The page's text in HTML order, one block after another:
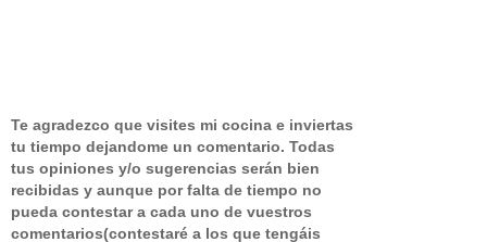
Te agradezco que visites mi cocina e inviertas
tu tiempo dejandome un comentario. Todas
tus opiniones y/o sugerencias serán bien
recibidas y aunque por falta de tiempo no
pueda contestar a cada uno de vuestros
comentarios(contestaré a los que tengáis